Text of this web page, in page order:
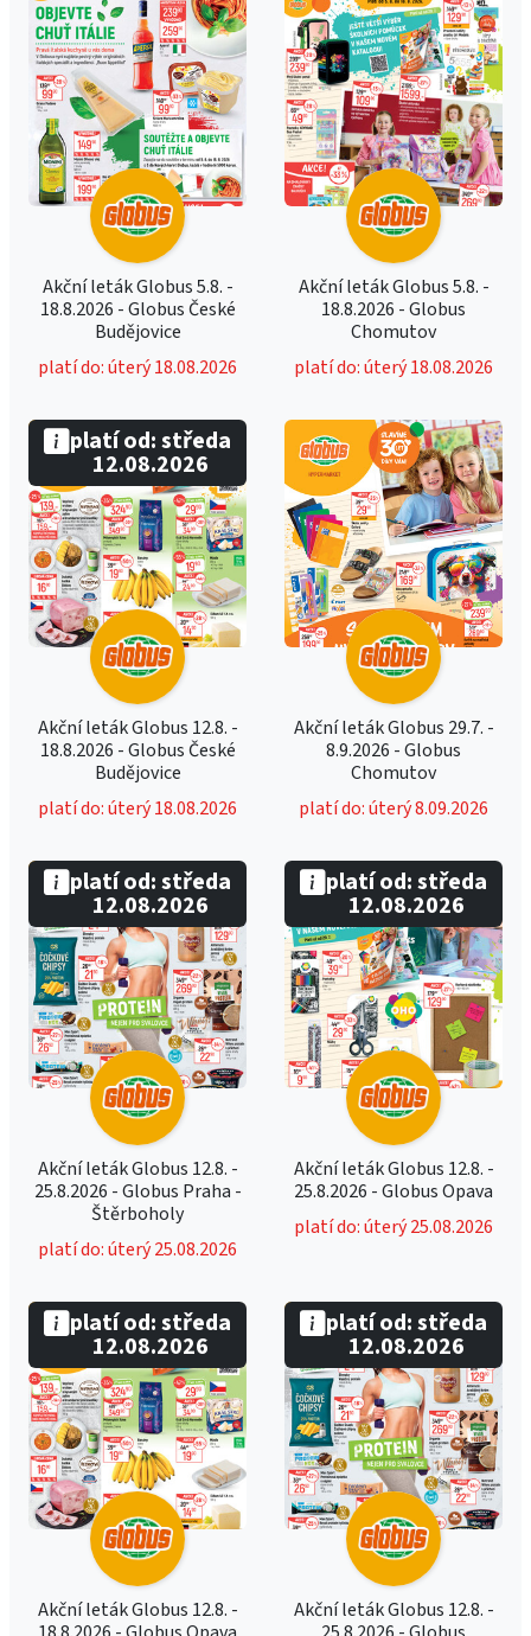
Akční leták Globus 5.8. -
18.8.2026 - Globus České
Budějovice
platí do: úterý 18.08.2026
Akční leták Globus 5.8. -
18.8.2026 - Globus
Chomutov
platí do: úterý 18.08.2026
Akční leták Globus 12.8. -
18.8.2026 - Globus České
Budějovice
platí do: úterý 18.08.2026
platí od: středa
12.08.2026
Akční leták Globus 29.7. -
8.9.2026 - Globus
Chomutov
platí do: úterý 8.09.2026
Akční leták Globus 12.8. -
25.8.2026 - Globus Praha -
Štěrboholy
platí do: úterý 25.08.2026
platí od: středa
12.08.2026
Akční leták Globus 12.8. -
25.8.2026 - Globus Opava
platí do: úterý 25.08.2026
platí od: středa
12.08.2026
Akční leták Globus 12.8. -
platí od: středa
12.08.2026
Akční leták Globus 12.8. -
platí od: středa
12.08.2026